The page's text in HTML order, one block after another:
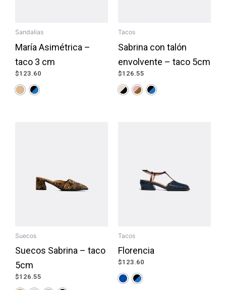
Sandalias
María Asimétrica –
taco 3 cm
$123.60
Tacos
Sabrina con talón
envolvente – taco 5cm
$126.55
Suecos
Suecos Sabrina – taco
5cm
$126.55
Tacos
Florencia
$123.60